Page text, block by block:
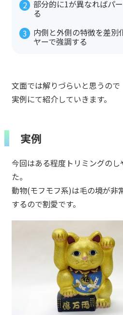
部分的に1が異なればパ
る
内側と外側の特徴を差別
ヤーで強調する
文面では解りづらいと思うので
実例にて紹介していきます。
実例
今回はある程度トリミングの
た。
動物(モフモフ系)は毛の境が非
するので割愛です。